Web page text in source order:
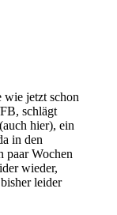
wie jetzt schon
schlägt
hier), ein
in den
paar Wochen
wieder,
leider